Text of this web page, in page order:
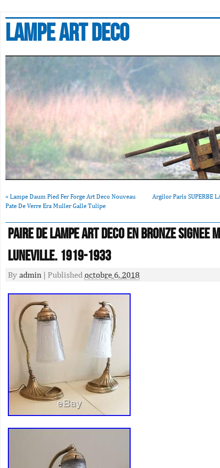
Lampe art deco
« Lampe Daum Pied Fer Forge Art Deco Nouveau
Pate De Verre Era Muller Galle Tulipe
Argilor Paris SUPERBE
Paire De Lampe Art Deco En Bronze
Luneville. 1919-1933
By admin | Published octobre 6, 2018